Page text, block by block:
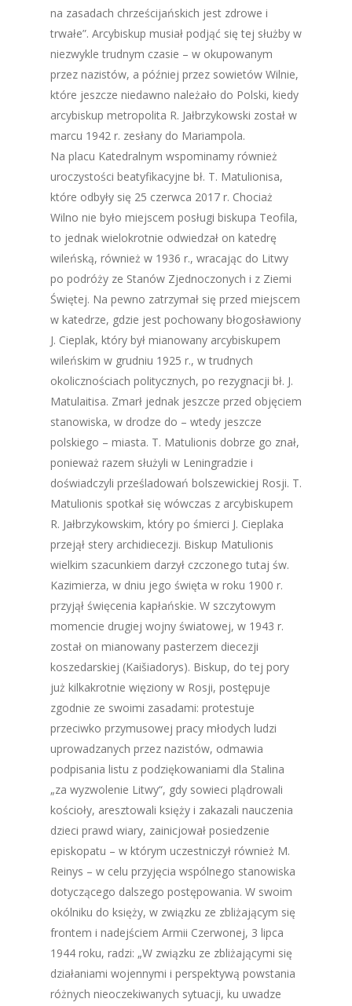
na zasadach chrześcijańskich jest zdrowe i
trwałe”. Arcybiskup musiał podjąć się tej służby w
niezwykle trudnym czasie – w okupowanym
przez nazistów, a później przez sowietów Wilnie,
które jeszcze niedawno należało do Polski, kiedy
arcybiskup metropolita R. Jałbrzykowski został w
marcu 1942 r. zesłany do Mariampola.
Na placu Katedralnym wspominamy również
uroczystości beatyfikacyjne bł. T. Matulionisa,
które odbyły się 25 czerwca 2017 r. Chociaż
Wilno nie było miejscem posługi biskupa Teofila,
to jednak wielokrotnie odwiedzał on katedrę
wileńską, również w 1936 r., wracając do Litwy
po podróży ze Stanów Zjednoczonych i z Ziemi
Świętej. Na pewno zatrzymał się przed miejscem
w katedrze, gdzie jest pochowany błogosławiony
J. Cieplak, który był mianowany arcybiskupem
wileńskim w grudniu 1925 r., w trudnych
okolicznościach politycznych, po rezygnacji bł. J.
Matulaitisa. Zmarł jednak jeszcze przed objęciem
stanowiska, w drodze do – wtedy jeszcze
polskiego – miasta. T. Matulionis dobrze go znał,
ponieważ razem służyli w Leningradzie i
doświadczyli prześladowań bolszewickiej Rosji. T.
Matulionis spotkał się wówczas z arcybiskupem
R. Jałbrzykowskim, który po śmierci J. Cieplaka
przejął stery archidiecezji. Biskup Matulionis
wielkim szacunkiem darzył czczonego tutaj św.
Kazimierza, w dniu jego święta w roku 1900 r.
przyjął święcenia kapłańskie. W szczytowym
momencie drugiej wojny światowej, w 1943 r.
został on mianowany pasterzem diecezji
koszedarskiej (Kaišiadorys). Biskup, do tej pory
już kilkakrotnie więziony w Rosji, postępuje
zgodnie ze swoimi zasadami: protestuje
przeciwko przymusowej pracy młodych ludzi
uprowadzanych przez nazistów, odmawia
podpisania listu z podziękowaniami dla Stalina
„za wyzwolenie Litwy“, gdy sowieci plądrowali
kościoły, aresztowali księży i zakazali nauczenia
dzieci prawd wiary, zainicjował posiedzenie
episkopatu – w którym uczestniczył również M.
Reinys – w celu przyjęcia wspólnego stanowiska
dotyczącego dalszego postępowania. W swoim
okólniku do księży, w związku ze zbliżającym się
frontem i nadejściem Armii Czerwonej, 3 lipca
1944 roku, radzi: „W związku ze zbliżającymi się
działaniami wojennymi i perspektywą powstania
różnych nieoczekiwanych sytuacji, ku uwadze